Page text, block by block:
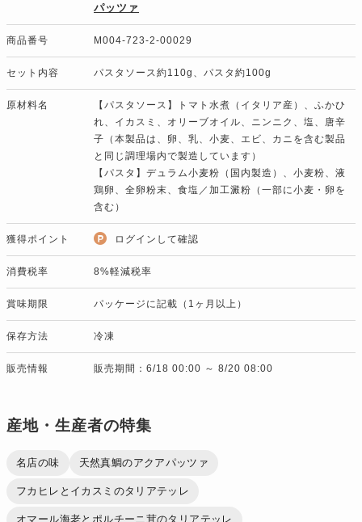
パッツァ
商品番号 M004-723-2-00029
セット内容 パスタソース約110g、パスタ約100g
原材料名
【パスタソース】トマト水煮（イタリア産）、ふかひ
れ、イカスミ、オリーブオイル、ニンニク、塩、唐辛
子（本製品は、卵、乳、小麦、エビ、カニを含む製品
と同じ調理場内で製造しています）
【パスタ】デュラム小麦粉（国内製造）、小麦粉、液
鶏卵、全卵粉末、食塩／加工澱粉（一部に小麦・卵を
含む）
獲得ポイント ログインして確認
消費税率 8%軽減税率
賞味期限 パッケージに記載（1ヶ月以上）
保存方法 冷凍
販売情報 販売期間：6/18 00:00 ～ 8/20 08:00
産地・生産者の特集
名店の味 天然真鯛のアクアパッツァ
フカヒレとイカスミのタリアテッレ
オマール海老とポルチーニ茸のタリアテッレ